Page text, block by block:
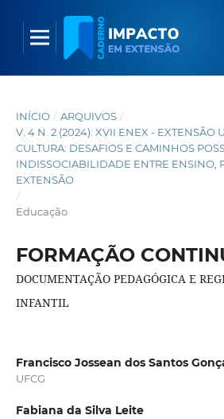
INÍCIO / ARQUIVOS /
V. 4 N. 2 (2024): XVII ENEX - EXTENSÃO
CULTURA: DESAFIOS E CAMINHOS
INDISSOCIABILIDADE ENTRE ENSINO,
EXTENSÃO
/
Educação
FORMAÇÃO
DOCUMENTAÇÃO PEDAGÓGICA E
INFANTIL
Francisco Jossean dos Santos
UFCG
Fabiana da Silva Leite